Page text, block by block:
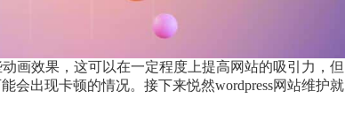
画效果，这可以在一定程度上提高网站的吸引力，但
会出现卡顿的情况。接下来悦然wordpress网站维护就